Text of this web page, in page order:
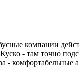
компании
- там точно
-